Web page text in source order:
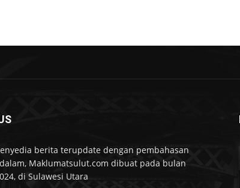
berita terupdate dengan pembahasan
Maklumatsulut.com dibuat pada bulan
di Sulawesi Utara